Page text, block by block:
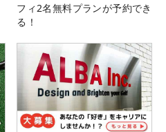
フィ2名無料プランが予約でき
る！